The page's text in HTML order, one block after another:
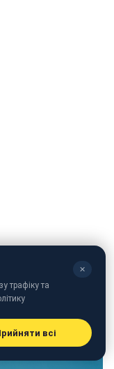
за все, буде
та надійною,
✕
трафіку та
всі